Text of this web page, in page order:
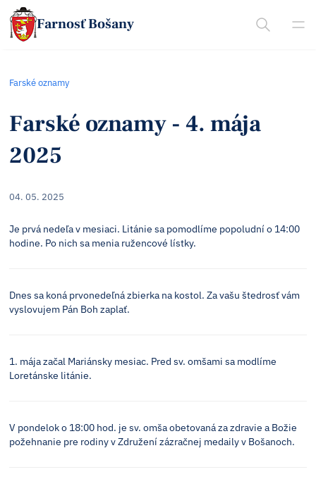
Farnosť Bošany
Farské oznamy
Farské oznamy - 4. mája
2025
04. 05. 2025
Je prvá nedeľa v mesiaci. Litánie sa pomodlíme popoludní o 14:00
hodine. Po nich sa menia ružencové lístky.
Dnes sa koná prvonedeľná zbierka na kostol. Za vašu štedrosť vám
vyslovujem Pán Boh zaplať.
1. mája začal Mariánsky mesiac. Pred sv. omšami sa modlíme
Loretánske litánie.
V pondelok o 18:00 hod. je sv. omša obetovaná za zdravie a Božie
požehnanie pre rodiny v Združení zázračnej medaily v Bošanoch.